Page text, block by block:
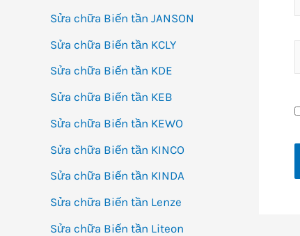
Sửa chữa Biến tần JANSON
Sửa chữa Biến tần KCLY
Sửa chữa Biến tần KDE
Sửa chữa Biến tần KEB
Sửa chữa Biến tần KEWO
Sửa chữa Biến tần KINCO
Sửa chữa Biến tần KINDA
Sửa chữa Biến tần Lenze
Sửa chữa Biến tần Liteon